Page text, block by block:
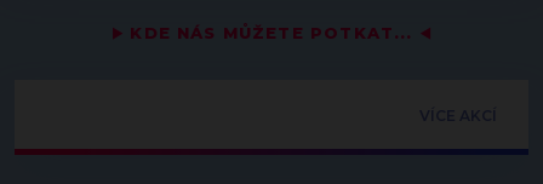
▶ KDE NÁS MŮŽETE POTKAT... ◀